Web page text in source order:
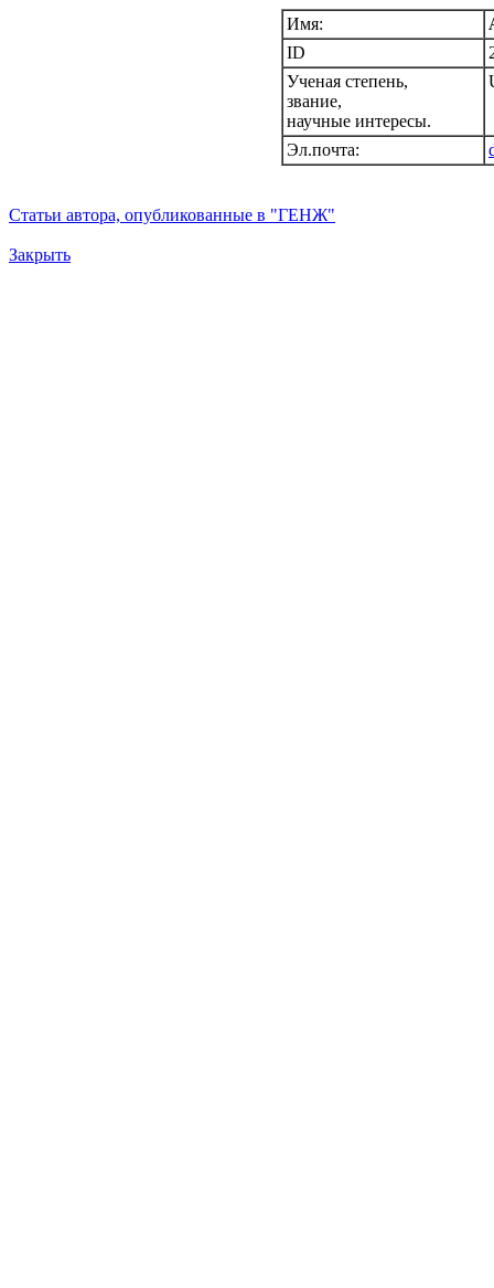
Имя:
ID
Ученая степень,
звание,
научные интересы.
Эл.почта:
Статьи автора, опубликованные в "ГЕНЖ"
Закрыть